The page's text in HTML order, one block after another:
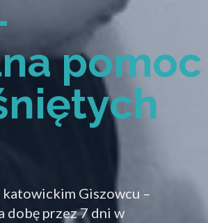
pomoc
Giszowcu –
dobę przez 7 dni w